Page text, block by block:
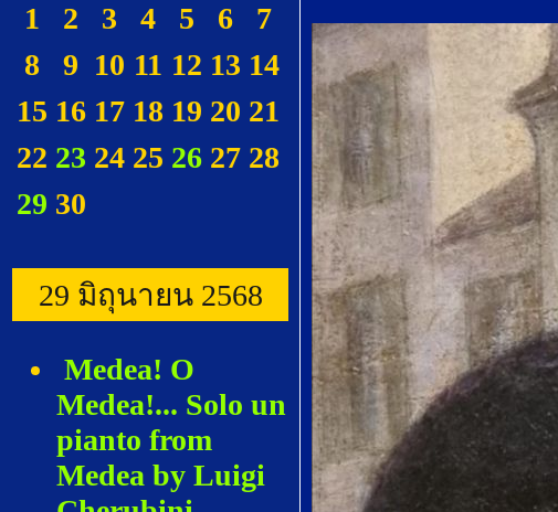
1 2 3 4 5 6
7
8
9 10 11 12 13 14
15 16 17 18 19 20 21
22 23 24 25 26 27 28
29 30
29 มิถุนายน 2568
Medea! O
Medea!... Solo un
pianto from
Medea by Luigi